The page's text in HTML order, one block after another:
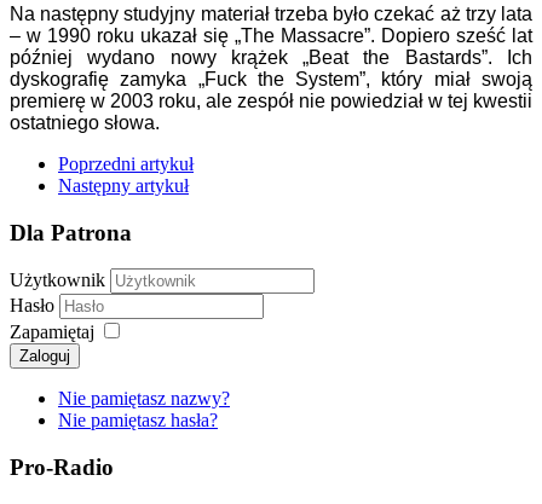
Na następny studyjny materiał trzeba było czekać aż trzy lata
– w 1990 roku ukazał się „The Massacre”. Dopiero sześć lat
później wydano nowy krążek „Beat the Bastards”. Ich
dyskografię zamyka „Fuck the System”, który miał swoją
premierę w 2003 roku, ale zespół nie powiedział w tej kwestii
ostatniego słowa.
Poprzedni artykuł
Następny artykuł
Dla Patrona
Użytkownik
Hasło
Zapamiętaj
Zaloguj
Nie pamiętasz nazwy?
Nie pamiętasz hasła?
Pro-Radio